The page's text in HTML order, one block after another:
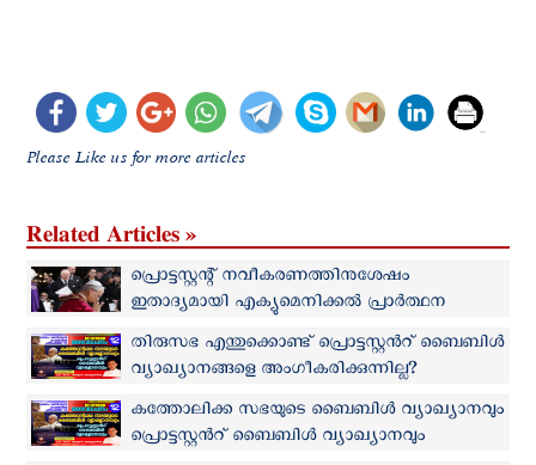
Please Like us for more articles
Related Articles »
പ്രൊട്ടസ്റ്റന്റ് നവീകരണത്തിനുശേഷം
ഇതാദ്യമായി എക്യുമെനിക്കല്‍ പ്രാര്‍ത്ഥന
നടത്താന്‍ ബ്രിട്ടീഷ് രാജാവും മാര്‍പാപ്പയും
തിരുസഭ എന്തുക്കൊണ്ട് പ്രൊട്ടസ്റ്റന്‍റ് ബൈബിള്‍
വ്യാഖ്യാനങ്ങളെ അംഗീകരിക്കുന്നില്ല?
കത്തോലിക്ക സഭയുടെ ബൈബിള്‍ വ്യാഖ്യാനവും
പ്രൊട്ടസ്റ്റന്‍റ് ബൈബിള്‍ വ്യാഖ്യാനവും